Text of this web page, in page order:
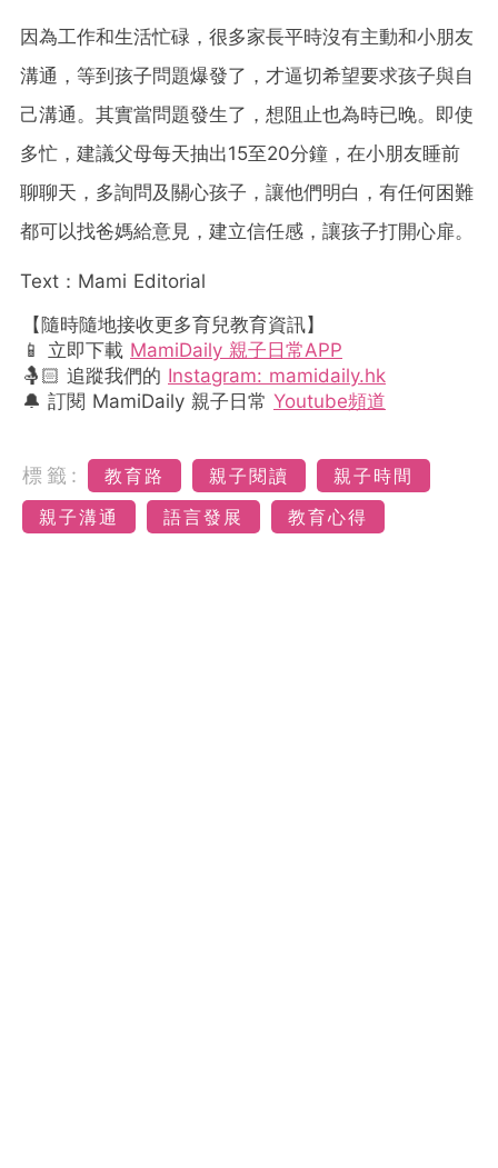
因為工作和生活忙碌，很多家長平時沒有主動和小朋友
溝通，等到孩子問題爆發了，才逼切希望要求孩子與自
己溝通。其實當問題發生了，想阻止也為時已晚。即使
多忙，建議父母每天抽出15至20分鐘，在小朋友睡前
聊聊天，多詢問及關心孩子，讓他們明白，有任何困難
都可以找爸媽給意見，建立信任感，讓孩子打開心扉。
Text：Mami Editorial
【隨時隨地接收更多育兒教育資訊】
📱 立即下載 MamiDaily 親子日常APP
🤱🏻 追蹤我們的 Instagram: mamidaily.hk
🔔 訂閱 MamiDaily 親子日常 Youtube頻道
標籤: 教育路 親子閱讀
親子時間
親子溝通
語言發展 教育心得